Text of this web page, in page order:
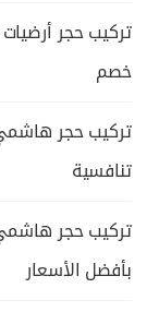
خصم
تركيب حجر
تنافسية
تركيب حجر
بأفضل الأسعار